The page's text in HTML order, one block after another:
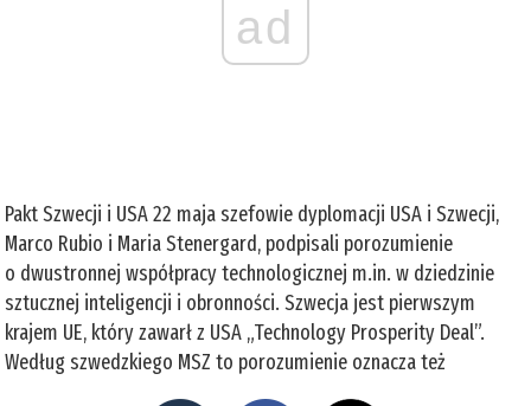
ad
Pakt Szwecji i USA 22 maja szefowie dyplomacji USA i Szwecji,
Marco Rubio i Maria Stenergard, podpisali porozumienie
o dwustronnej współpracy technologicznej m.in. w dziedzinie
sztucznej inteligencji i obronności. Szwecja jest pierwszym
krajem UE, który zawarł z USA „Technology Prosperity Deal”.
Według szwedzkiego MSZ to porozumienie oznacza też